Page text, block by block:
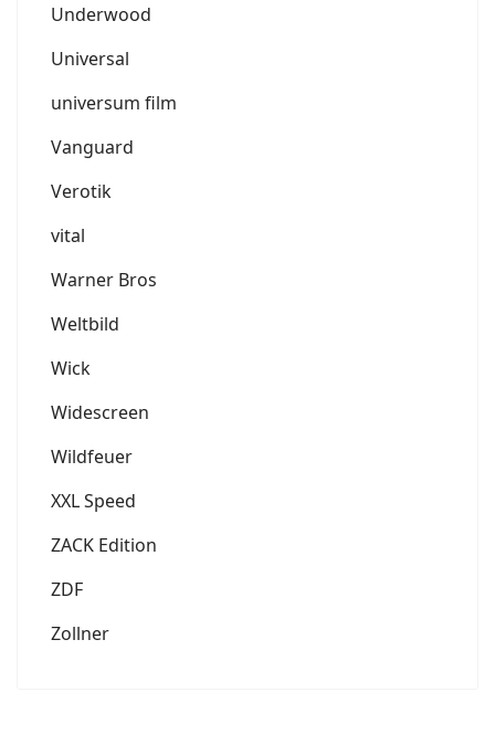
Underwood
Universal
universum film
Vanguard
Verotik
vital
Warner Bros
Weltbild
Wick
Widescreen
Wildfeuer
XXL Speed
ZACK Edition
ZDF
Zollner